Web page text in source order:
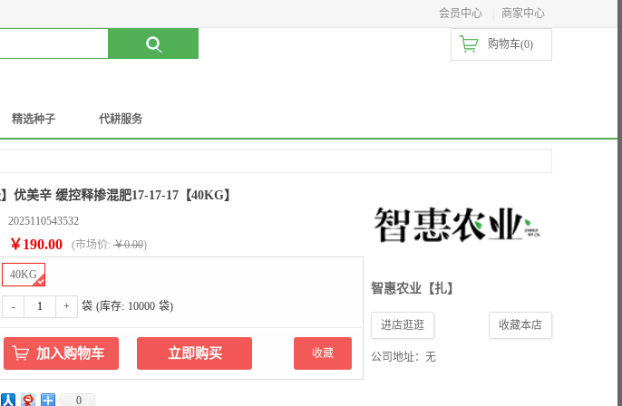
会员中心 商家中心
购物车(0)
精选种子 代耕服务
】优美辛 缓控释掺混肥17-17-17【40KG】
2025110543532
￥190.00 (市场价: ￥0.00)
40KG
- + 袋 (库存: 10000 袋)
收藏
0
智惠农业【扎】
进店逛逛 收藏本店
公司地址：无